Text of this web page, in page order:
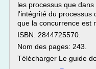
les processus que
l'intégrité du processus
que la concurrence est
ISBN: 2844725570.
Nom des pages: 243.
Télécharger Le guide